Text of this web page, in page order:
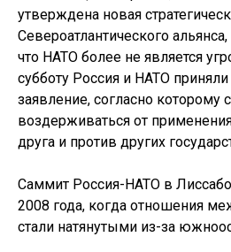
утверждена новая
Североатлантического
что НАТО более не является
субботу Россия и НАТО
заявление, согласно которому
воздерживаться от
друга и против других
Саммит Россия-НАТО в
2008 года, когда отношения
стали натянутыми из-за